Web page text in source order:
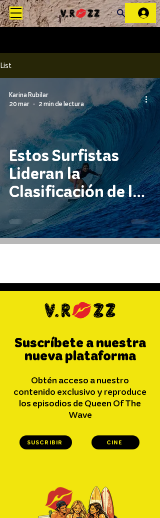
List
Estos Surfistas
Lideran la
Clasificación de la
WSL Antes de la
Temporada 2026
Karina Rubilar
20 mar
2 min de lectura
Suscríbete a nuestra
nueva plataforma
Obtén acceso a nuestro
contenido exclusivo y reproduce
los episodios de Queen Of The
Wave
SUSCRIBIR CINE